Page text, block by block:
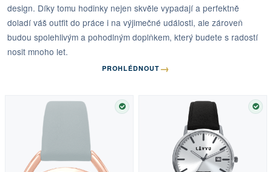
design. Díky tomu hodinky nejen skvěle vypadají a perfektně
doladí váš outfit do práce i na výjimečné události, ale zároveň
budou spolehlivým a pohodlným doplňkem, který budete s radostí
nosit mnoho let.
PROHLÉDNOUT →
SKLADEM